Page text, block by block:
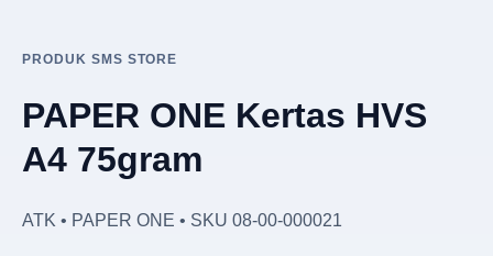
PRODUK SMS STORE
PAPER ONE Kertas HVS
A4 75gram
ATK • PAPER ONE • SKU 08-00-000021